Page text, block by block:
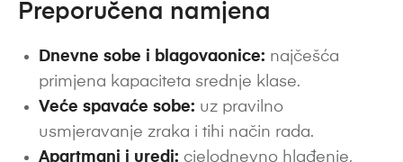
Preporučena namjena
Dnevne sobe i blagovaonice: najčešća
primjena kapaciteta srednje klase.
Veće spavaće sobe: uz pravilno
usmjeravanje zraka i tihi način rada.
Apartmani i uredi: cjelodnevno hlađenje,